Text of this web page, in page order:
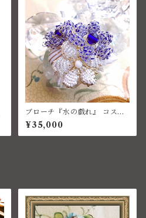
ブローチ『水の戯れ』 コスチ
ュームジュエリー
¥35,000